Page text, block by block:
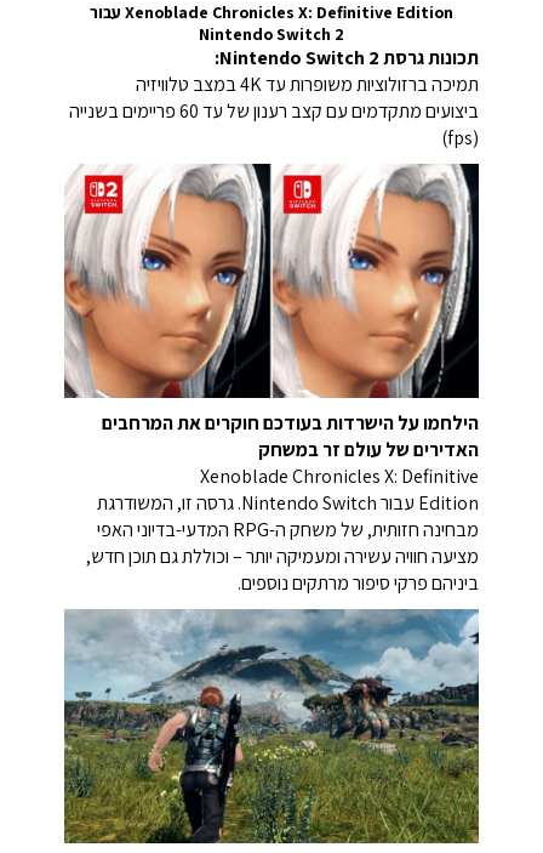
Xenoblade Chronicles X: Definitive Edition עבור
Nintendo Switch 2
תכונות גרסת Nintendo Switch 2:
תמיכה ברזולוציות משופרות עד ‎4K במצב טלוויזיה
ביצועים מתקדמים עם קצב רענון של עד 60 פריימים בשנייה
(fps)
הילחמו על הישרדות בעודכם חוקרים את המרחבים
האדירים של עולם זר במשחק
Xenoblade Chronicles X: Definitive
Edition עבור Nintendo Switch. גרסה זו, המשודרגת
מבחינה חזותית, של משחק ה-RPG המדעי-בדיוני האפי
מציעה חוויה עשירה ומעמיקה יותר – וכוללת גם תוכן חדש,
ביניהם פרקי סיפור מרתקים נוספים.